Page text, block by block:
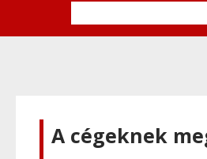
A cégeknek